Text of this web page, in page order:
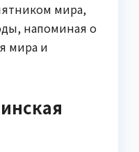
мира,
напоминая о
мира и